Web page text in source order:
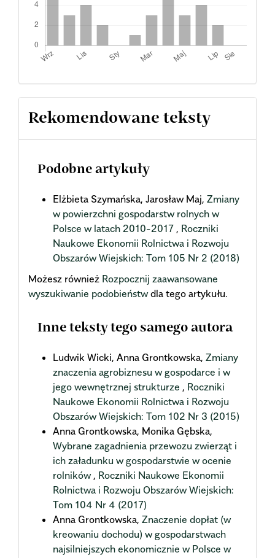
Rekomendowane teksty
Podobne artykuły
Elżbieta Szymańska, Jarosław Maj, Zmiany
w powierzchni gospodarstw rolnych w
Polsce w latach 2010-2017 , Roczniki
Naukowe Ekonomii Rolnictwa i Rozwoju
Obszarów Wiejskich: Tom 105 Nr 2 (2018)
Możesz również Rozpocznij zaawansowane
wyszukiwanie podobieństwdla tego artykułu.
Inne teksty tego samego autora
Ludwik Wicki, Anna Grontkowska, Zmiany
znaczenia agrobiznesu w gospodarce i w
jego wewnętrznej strukturze , Roczniki
Naukowe Ekonomii Rolnictwa i Rozwoju
Obszarów Wiejskich: Tom 102 Nr 3 (2015)
Anna Grontkowska, Monika Gębska,
Wybrane zagadnienia przewozu zwierząt i
ich załadunku w gospodarstwie w ocenie
rolników , Roczniki Naukowe Ekonomii
Rolnictwa i Rozwoju Obszarów Wiejskich:
Tom 104 Nr 4 (2017)
Anna Grontkowska, Znaczenie dopłat (w
kreowaniu dochodu) w gospodarstwach
najsilniejszych ekonomicznie w Polsce w